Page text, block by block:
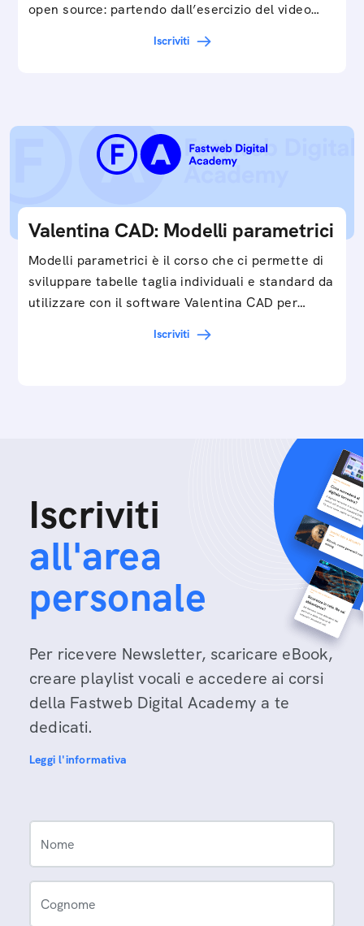
open source: partendo dall’esercizio del video…
Iscriviti
Valentina CAD: Modelli parametrici
Modelli parametrici è il corso che ci permette di
sviluppare tabelle taglia individuali e standard da
utilizzare con il software Valentina CAD per…
Iscriviti
Iscriviti
all'area
personale
Per ricevere Newsletter, scaricare eBook,
creare playlist vocali e accedere ai corsi
della Fastweb Digital Academy a te
dedicati.
Leggi l'informativa
Nome
Cognome